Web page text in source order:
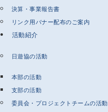
決算・事業報告書
リンク用バナー配布のご案内
活動紹介
日遊協の活動
本部の活動
支部の活動
委員会・プロジェクトチームの活動